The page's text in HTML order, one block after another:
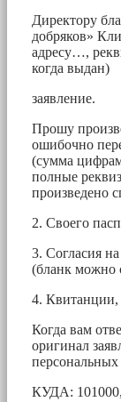
Директору
добряков»
адресу…,
когда выдан)
заявление.
Прошу
ошибочно
(сумма
полные
произведено
2. Своего
3. Согласия
(бланк можно
4.
Когда вам
оригинал
КУДА: 101000,